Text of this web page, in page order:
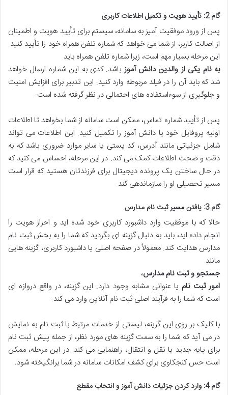
گام 2: تأیید هویت و تکمیل اطلاعات کاربری
پس از ورود موفقیت آمیز به سامانه، سیستم برای تأیید هویت و اطمینان
از اصالت کاربر، از شما می خواهد که شماره تلفن همراه خود را تأیید کنید.
این مرحله بسیار مهم است، زیرا شماره تلفن همراه باید
به نام یکی از والدین دانش آموزباشد. کدی به این شماره ارسال خواهد
شد که باید آن را در فیلد مربوطه وارد کنید. این تدبیر برای افزایش امنیت
و جلوگیری از سوءاستفاده های احتمالی در نظر گرفته شده است.
پس از تأیید شماره تماس، ممکن است سامانه از شما بخواهد تا اطلاعات
اولیه پروفایل خود یا دانش آموز را تکمیل کنید. این اطلاعات می تواند
شامل جزئیاتی مانند آدرس، کد پستی یا سایر موارد ضروری باشد که به
دقت و صحت اطلاعات کمک می کند. در این مرحله، احساس می کنید که
در حال ساختن یک پرونده دیجیتال برای فرزندتان هستید که قرار است
مسیر تحصیلی او را سازماندهی کند.
گام 3: یافتن مسیر ثبت نام مدارس
حالا که با موفقیت وارد داشبورد کاربری خود شده اید و احراز هویت را
انجام داده اید، باید به دنبال گزینه ای بگردید که شما را به بخش ثبت نام
مدارس هدایت کند. معمولاً در صفحه اصلی یا داشبورد کاربری، گزینه هایی
مانند
جستجو و ثبت نام مدارس،
امور ثبت نام یا عنوانی مشابه وجود دارد. این گزینه، در واقع دروازه ای
است که شما را به فرآیند اصلی ثبت نام آنلاین وارد می کند.
با کلیک بر روی این گزینه، لیستی از خدمات مرتبط با ثبت نام به نمایش
در می آید که شما را به سمت گزینه های مورد نظر، از جمله پیش ثبت نام
برای پایه جدید یا نقل و انتقال، راهنمایی می کند. در این مرحله، ممکن
است حس کنجکاوی برای کشف امکانات سامانه در شما برانگیخته شود.
گام 4: وارد کردن جزئیات دانش آموز و انتخاب مقطع